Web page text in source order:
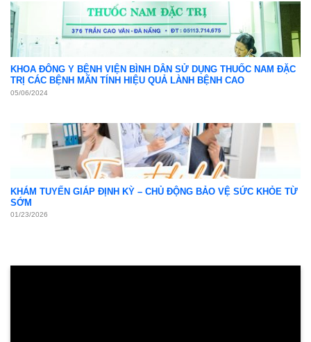
KHOA ĐÔNG Y BỆNH VIỆN BÌNH DÂN SỬ DỤNG THUỐC NAM ĐẶC
TRỊ CÁC BỆNH MÃN TÍNH HIỆU QUẢ LÀNH BỆNH CAO
05/06/2024
KHÁM TUYẾN GIÁP ĐỊNH KỲ – CHỦ ĐỘNG BẢO VỆ SỨC KHỎE TỪ
SỚM
01/23/2026